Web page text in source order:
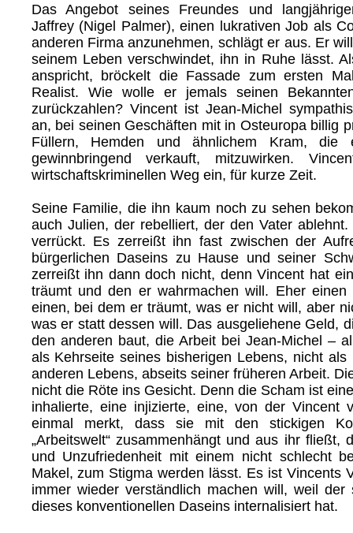
Das Angebot seines Freundes und
Jaffrey (Nigel Palmer), einen lukrativen Job als
anderen Firma anzunehmen, schlägt er aus. Er
seinem Leben verschwindet, ihn in Ruhe lässt.
anspricht, bröckelt die Fassade zum ersten
Realist. Wie wolle er jemals seinen
zurückzahlen? Vincent ist Jean-Michel
an, bei seinen Geschäften mit in Osteuropa billig
Füllern, Hemden und ähnlichem Kram, die
gewinnbringend verkauft, mitzuwirken.
wirtschaftskriminellen Weg ein, für kurze Zeit.
Seine Familie, die ihn kaum noch zu sehen
auch Julien, der rebelliert, der den Vater
verrückt. Es zerreißt ihn fast zwischen der
bürgerlichen Daseins zu Hause und seiner
zerreißt ihn dann doch nicht, denn Vincent hat
träumt und den er wahrmachen will. Eher einen
einen, bei dem er träumt, was er nicht will, aber
was er statt dessen will. Das ausgeliehene Geld,
den anderen baut, die Arbeit bei Jean-Michel –
als Kehrseite seines bisherigen Lebens, nicht als
anderen Lebens, abseits seiner früheren Arbeit.
nicht die Röte ins Gesicht. Denn die Scham ist
inhalierte, eine injizierte, eine, von der Vincent
einmal merkt, dass sie mit den stickigen
„Arbeitswelt“ zusammenhängt und aus ihr fließt,
und Unzufriedenheit mit einem nicht schlecht
Makel, zum Stigma werden lässt. Es ist Vincents
immer wieder verständlich machen will, weil der
dieses konventionellen Daseins internalisiert hat.